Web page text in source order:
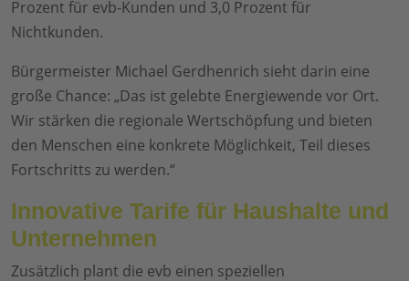
Prozent für evb-Kunden und 3,0 Prozent für
Nichtkunden.
Bürgermeister Michael Gerdhenrich sieht darin eine
große Chance: „Das ist gelebte Energiewende vor Ort.
Wir stärken die regionale Wertschöpfung und bieten
den Menschen eine konkrete Möglichkeit, Teil dieses
Fortschritts zu werden.“
Innovative Tarife für Haushalte und
Unternehmen
Zusätzlich plant die evb einen speziellen